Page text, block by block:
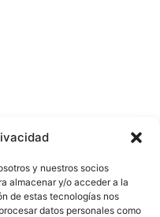
y nuestros socios
almacenar y/o acceder a la
de estas tecnologías nos
datos personales como